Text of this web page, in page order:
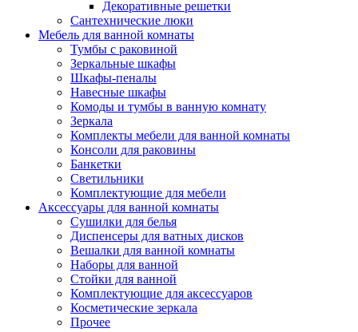
Декоративные решетки
Сантехнические люки
Мебель для ванной комнаты
Тумбы с раковиной
Зеркальные шкафы
Шкафы-пеналы
Навесные шкафы
Комоды и тумбы в ванную комнату
Зеркала
Комплекты мебели для ванной комнаты
Консоли для раковины
Банкетки
Светильники
Комплектующие для мебели
Аксессуары для ванной комнаты
Сушилки для белья
Диспенсеры для ватных дисков
Вешалки для ванной комнаты
Наборы для ванной
Стойки для ванной
Комплектующие для аксессуаров
Косметические зеркала
Прочее